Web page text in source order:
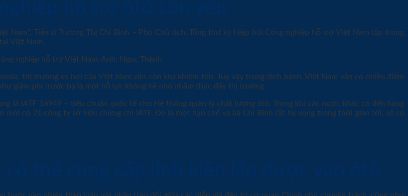
Nam”, Tiến sĩ Trương Thị Chí Bình – Phó Chủ tịch, Tổng thư ký Hiệp hội Công nghiệp hỗ trợ Việt Nam tập trung
Việt Nam.
thị trường xe hơi của Việt Nam vẫn còn khá khiêm tốn. Tuy vậy trong dịch bệnh, Việt Nam vẫn có nhiều điểm
giảm phí trước bạ là một nỗ lực không hề nhỏ nhằm thúc đẩy thị trường.
là IATF 16949 – tiêu chuẩn quốc tế cho Hệ thống quản lý chất lượng ôtô. Trong khi các nước khác có đến hàng
mới có 21 công ty sở hữu chứng chỉ IATF. Đó là một hạn chế và bà Chí Bình rất hy vọng trong thời gian tới, sẽ có